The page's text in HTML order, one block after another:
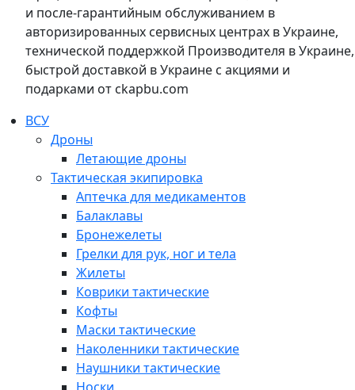
и после-гарантийным обслуживанием в
авторизированных сервисных центрах в Украине,
технической поддержкой Производителя в Украине,
быстрой доставкой в Украине с акциями и
подарками от ckapbu.com
ВСУ
Дроны
Летающие дроны
Тактическая экипировка
Аптечка для медикаментов
Балаклавы
Бронежелеты
Грелки для рук, ног и тела
Жилеты
Коврики тактические
Кофты
Маски тактические
Наколенники тактические
Наушники тактические